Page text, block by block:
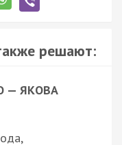
решают:
— ЯКОВА